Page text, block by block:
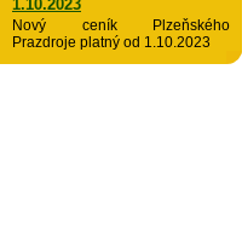
1.10.2023
Nový ceník Plzeňského
Prazdroje platný od 1.10.2023